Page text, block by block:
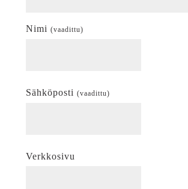
Nimi (vaadittu)
Sähköposti (vaadittu)
Verkkosivu